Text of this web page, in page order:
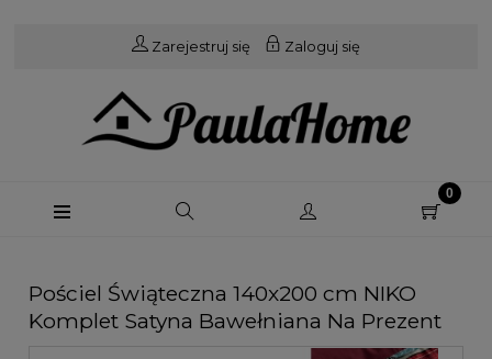
Zarejestruj się Zaloguj się
Pościel Świąteczna 140x200 cm NIKO
Komplet Satyna Bawełniana Na Prezent